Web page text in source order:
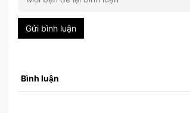
Gửi bình luận
Bình luận